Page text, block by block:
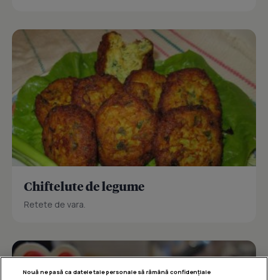
Chiftelute de legume
Retete de vara.
Nouă ne pasă ca datele tale personale să rămână confidențiale